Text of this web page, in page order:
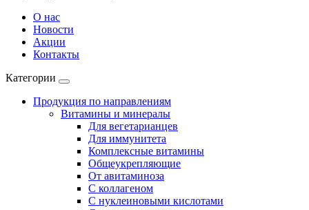
О нас
Новости
Акции
Контакты
Категории
Продукция по направлениям
Витамины и минералы
Для вегетарианцев
Для иммунитета
Комплексные витамины
Общеукрепляющие
От авитаминоза
С коллагеном
С нуклеиновыми кислотами